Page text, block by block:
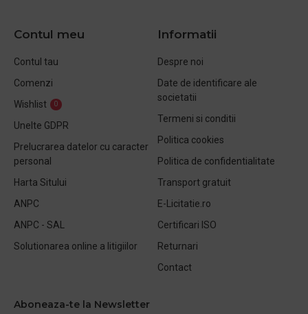
Contul meu
Contul tau
Comenzi
Wishlist
0
Unelte GDPR
Prelucrarea datelor cu caracter
personal
Harta Sitului
ANPC
ANPC - SAL
Solutionarea online a litigiilor
Informatii
Despre noi
Date de identificare ale
societatii
Termeni si conditii
Politica cookies
Politica de confidentialitate
Transport gratuit
E-Licitatie.ro
Certificari ISO
Returnari
Contact
Aboneaza-te la Newsletter